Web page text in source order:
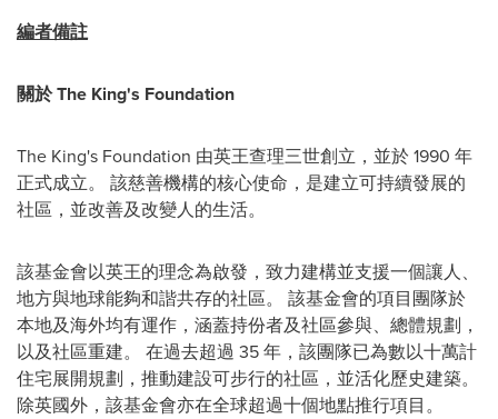
編者備註
關於 The King's Foundation
The King's Foundation 由英王查理三世創立，並於 1990 年
正式成立。 該慈善機構的核心使命，是建立可持續發展的
社區，並改善及改變人的生活。
該基金會以英王的理念為啟發，致力建構並支援一個讓人、
地方與地球能夠和諧共存的社區。 該基金會的項目團隊於
本地及海外均有運作，涵蓋持份者及社區參與、總體規劃，
以及社區重建。 在過去超過 35 年，該團隊已為數以十萬計
住宅展開規劃，推動建設可步行的社區，並活化歷史建築。
除英國外，該基金會亦在全球超過十個地點推行項目。